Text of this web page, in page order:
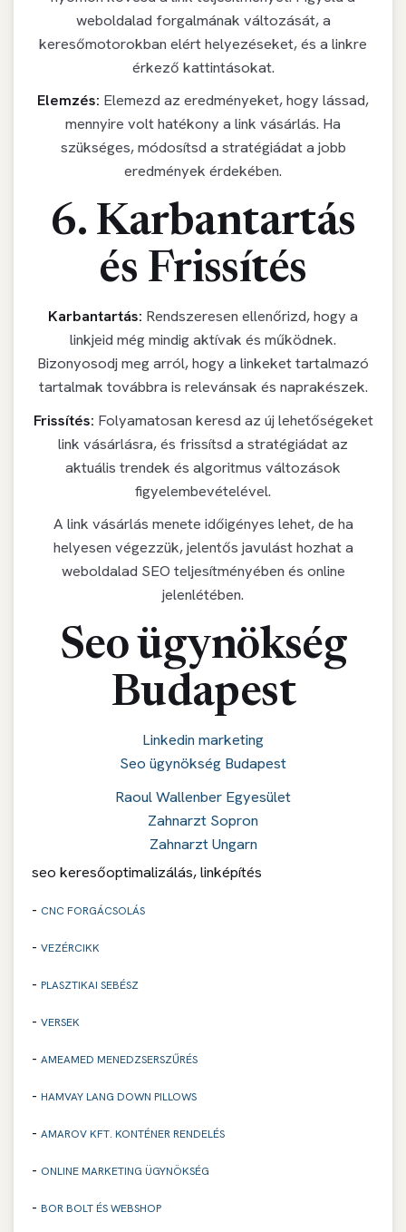
weboldalad forgalmának változását, a
keresőmotorokban elért helyezéseket, és a linkre
érkező kattintásokat.
Elemzés: Elemezd az eredményeket, hogy lássad,
mennyire volt hatékony a link vásárlás. Ha
szükséges, módosítsd a stratégiádat a jobb
eredmények érdekében.
6. Karbantartás
és Frissítés
Karbantartás: Rendszeresen ellenőrizd, hogy a
linkjeid még mindig aktívak és működnek.
Bizonyosodj meg arról, hogy a linkeket tartalmazó
tartalmak továbbra is relevánsak és naprakészek.
Frissítés: Folyamatosan keresd az új lehetőségeket
link vásárlásra, és frissítsd a stratégiádat az
aktuális trendek és algoritmus változások
figyelembevételével.
A link vásárlás menete időigényes lehet, de ha
helyesen végezzük, jelentős javulást hozhat a
weboldalad SEO teljesítményében és online
jelenlétében.
Seo ügynökség
Budapest
Linkedin marketing
Seo ügynökség Budapest
Raoul Wallenber Egyesület
Zahnarzt Sopron
Zahnarzt Ungarn
seo keresőoptimalizálás, linképítés
- CNC FORGÁCSOLÁS
- VEZÉRCIKK
- PLASZTIKAI SEBÉSZ
- VERSEK
- AMEAMED MENEDZSERSZŰRÉS
- HAMVAY LANG DOWN PILLOWS
- AMAROV KFT. KONTÉNER RENDELÉS
- ONLINE MARKETING ÜGYNÖKSÉG
- BOR BOLT ÉS WEBSHOP